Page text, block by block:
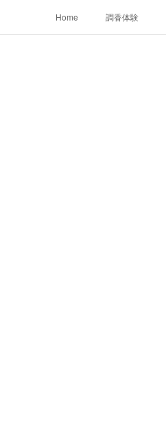
Home 調香体験